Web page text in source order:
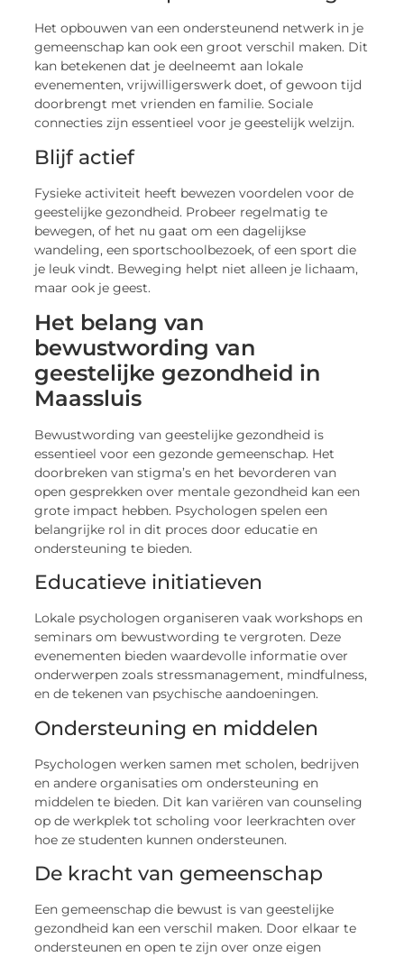
Het opbouwen van een ondersteunend netwerk in je
gemeenschap kan ook een groot verschil maken. Dit
kan betekenen dat je deelneemt aan lokale
evenementen, vrijwilligerswerk doet, of gewoon tijd
doorbrengt met vrienden en familie. Sociale
connecties zijn essentieel voor je geestelijk welzijn.
Blijf actief
Fysieke activiteit heeft bewezen voordelen voor de
geestelijke gezondheid. Probeer regelmatig te
bewegen, of het nu gaat om een dagelijkse
wandeling, een sportschoolbezoek, of een sport die
je leuk vindt. Beweging helpt niet alleen je lichaam,
maar ook je geest.
Het belang van
bewustwording van
geestelijke gezondheid in
Maassluis
Bewustwording van geestelijke gezondheid is
essentieel voor een gezonde gemeenschap. Het
doorbreken van stigma’s en het bevorderen van
open gesprekken over mentale gezondheid kan een
grote impact hebben. Psychologen spelen een
belangrijke rol in dit proces door educatie en
ondersteuning te bieden.
Educatieve initiatieven
Lokale psychologen organiseren vaak workshops en
seminars om bewustwording te vergroten. Deze
evenementen bieden waardevolle informatie over
onderwerpen zoals stressmanagement, mindfulness,
en de tekenen van psychische aandoeningen.
Ondersteuning en middelen
Psychologen werken samen met scholen, bedrijven
en andere organisaties om ondersteuning en
middelen te bieden. Dit kan variëren van counseling
op de werkplek tot scholing voor leerkrachten over
hoe ze studenten kunnen ondersteunen.
De kracht van gemeenschap
Een gemeenschap die bewust is van geestelijke
gezondheid kan een verschil maken. Door elkaar te
ondersteunen en open te zijn over onze eigen